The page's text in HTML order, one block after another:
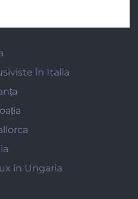
în Italia
în Ungaria